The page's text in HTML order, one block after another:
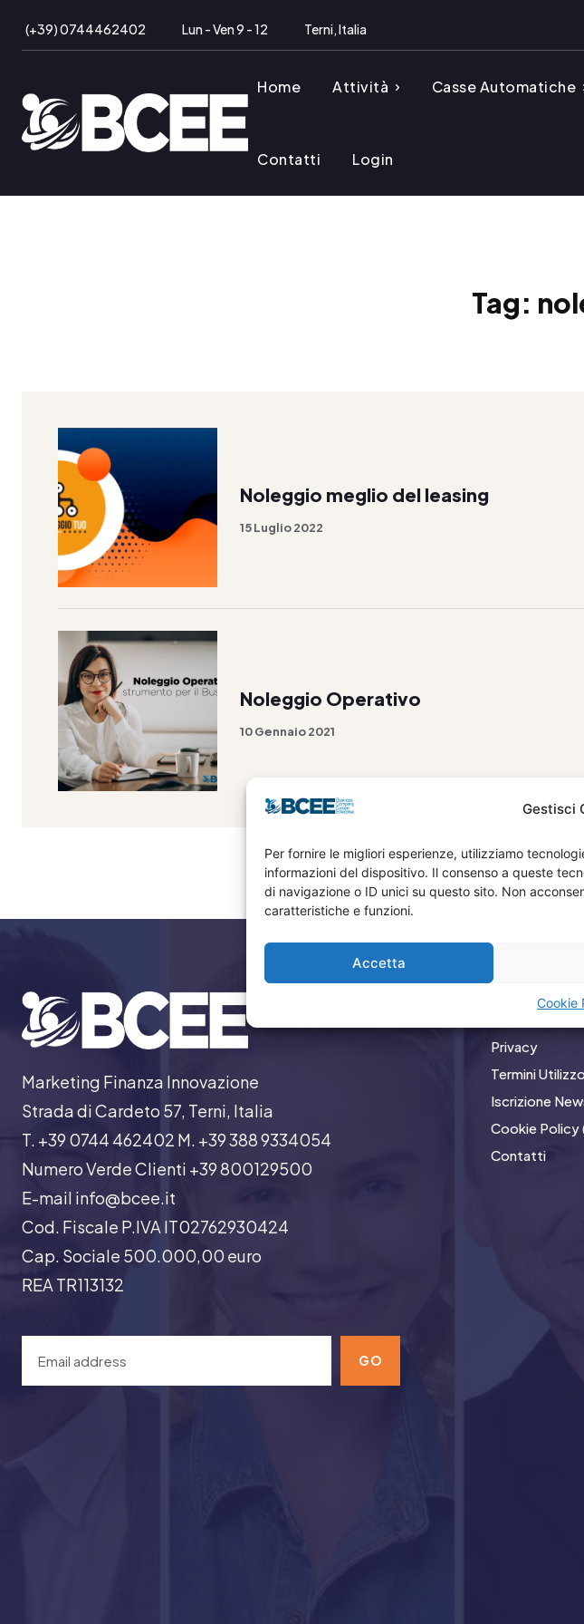
Gestisci
Per fornire le migliori esperienze, utilizziamo
informazioni del dispositivo. Il consenso a queste
di navigazione o ID unici su questo sito. Non
caratteristiche e funzioni.
Accetta
Cookie
(+39) 0744462402 Lun - Ven 9 - 12 Terni, Italia
Home Attività Casse Automatiche
Contatti Login
Tag:
Noleggio meglio del leasing
15 Luglio 2022
Noleggio Operativo
10 Gennaio 2021
Marketing Finanza Innovazione
Strada di Cardeto 57, Terni, Italia
T. +39 0744 462402 M. +39 388 9334054
Numero Verde Clienti +39 800129500
E-mail info@bcee.it
Cod. Fiscale P.IVA IT02762930424
Cap. Sociale 500.000,00 euro
REA TR113132
GO
Menù
Privacy
Termini Utilizzo
Iscrizione
Cookie Policy
Contatti